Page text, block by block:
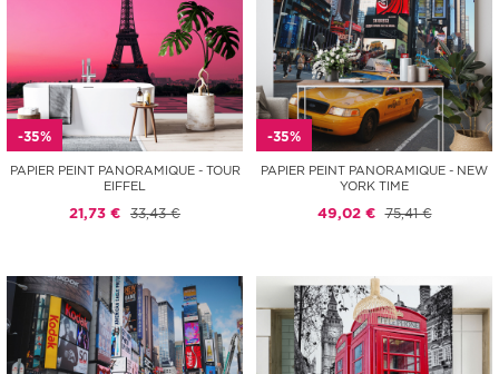
-35%
PAPIER PEINT PANORAMIQUE - TOUR
EIFFEL
21,73 € 33,43 €
-35%
PAPIER PEINT PANORAMIQUE - NEW
YORK TIME
49,02 € 75,41 €